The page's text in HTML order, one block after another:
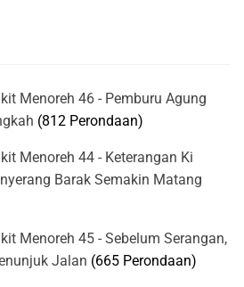
Menoreh 46 - Pemburu Agung
(812 Perondaan)
Menoreh 44 - Keterangan Ki
Barak Semakin Matang
Menoreh 45 - Sebelum Serangan,
Jalan (665 Perondaan)